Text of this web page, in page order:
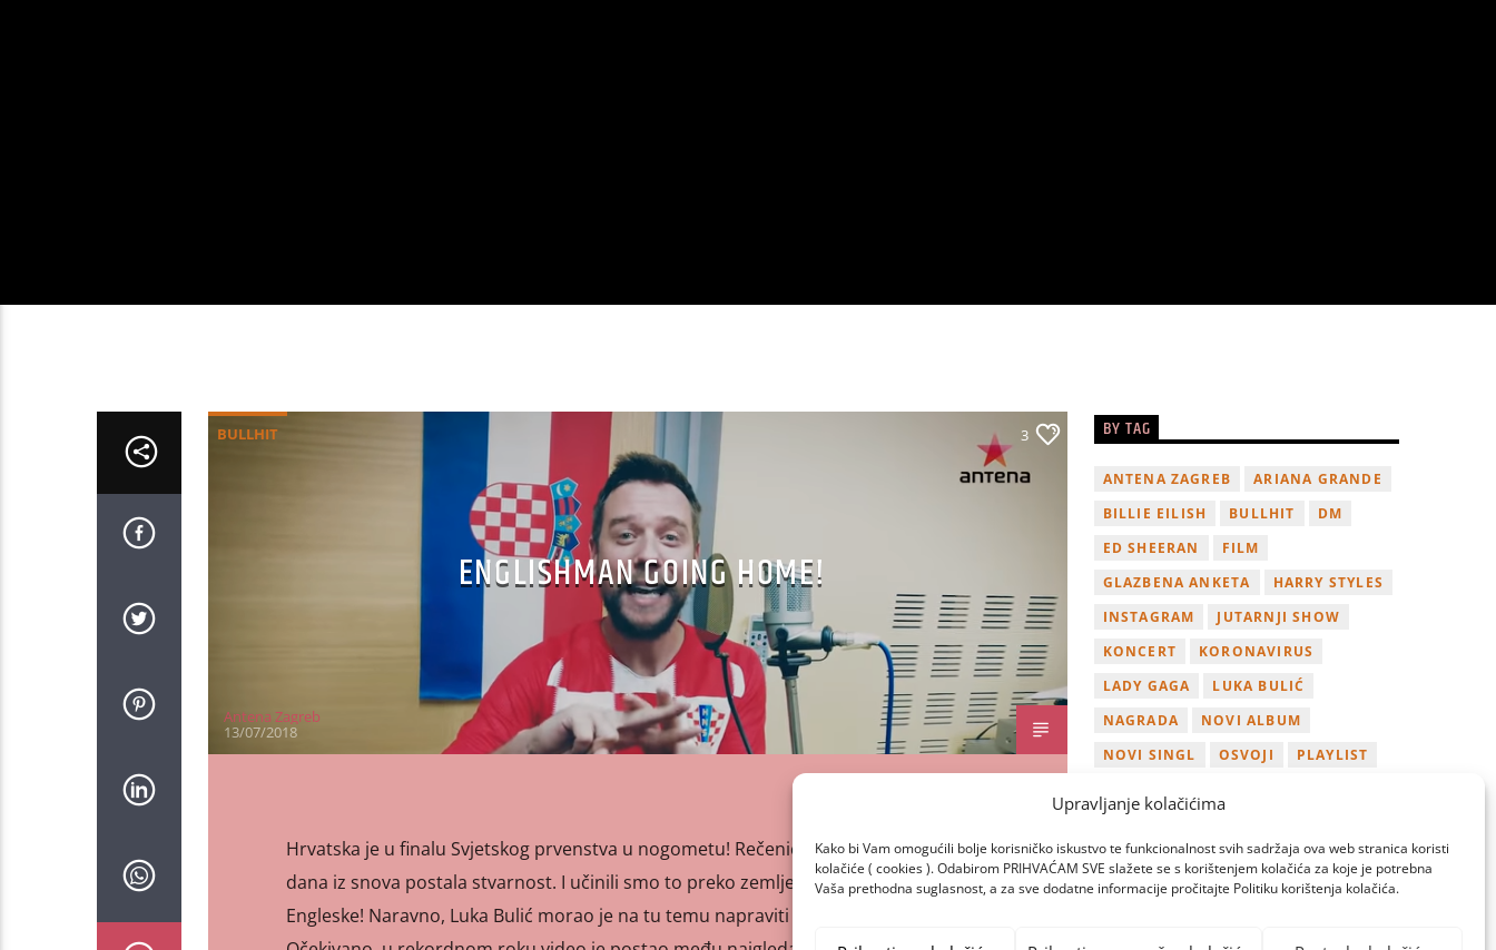
Upravljanje kolačićima
Kako bi Vam omogućili bolje korisničko iskustvo te funkcionalnost svih sadržaja ova web stranica koristi
kolačiće ( cookies ). Odabirom PRIHVAĆAM SVE slažete se s korištenjem kolačića za koje je potrebna
Vaša prethodna suglasnost, a za sve dodatne informacije pročitajte Politiku korištenja kolačića.
BULLHIT 3
ENGLISHMAN GOING HOME!
Antena Zagreb
13/07/2018
Hrvatska je u finalu Svjetskog prvenstva u nogometu! Rečenica je to koja je ovih
dana iz snova postala stvarnost. I učinili smo to preko zemlje nogometa, preko
Engleske! Naravno, Luka Bulić morao je na tu temu napraviti novih Bullhit!
BY TAG
ANTENA ZAGREB
ARIANA GRANDE
BILLIE EILISH
BULLHIT
DM
ED SHEERAN
FILM
GLAZBENA ANKETA
HARRY STYLES
INSTAGRAM
JUTARNJI SHOW
KONCERT
KORONAVIRUS
LADY GAGA
LUKA BULIĆ
NAGRADA
NOVI ALBUM
NOVI SINGL
OSVOJI
PLAYLIST
ZAGREB